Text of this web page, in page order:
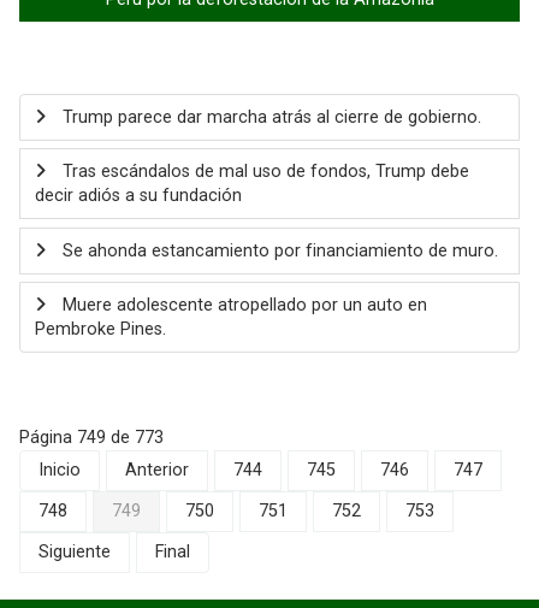
Trump parece dar marcha atrás al cierre de gobierno.
Tras escándalos de mal uso de fondos, Trump debe
decir adiós a su fundación
Se ahonda estancamiento por financiamiento de muro.
Muere adolescente atropellado por un auto en
Pembroke Pines.
Página 749 de 773
Inicio
Anterior 744 745 746
747
748
749 750 751 752
753
Siguiente
Final